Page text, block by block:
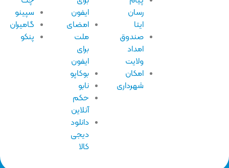
رسان
صندوق
امداد
ولایت
امکان
شهرداری
ایفون
امضای
ایفون
بوکاپو
نابو
حکم
آنلاین
دانلود
دیجی
سپینو
گامیران
پنکو